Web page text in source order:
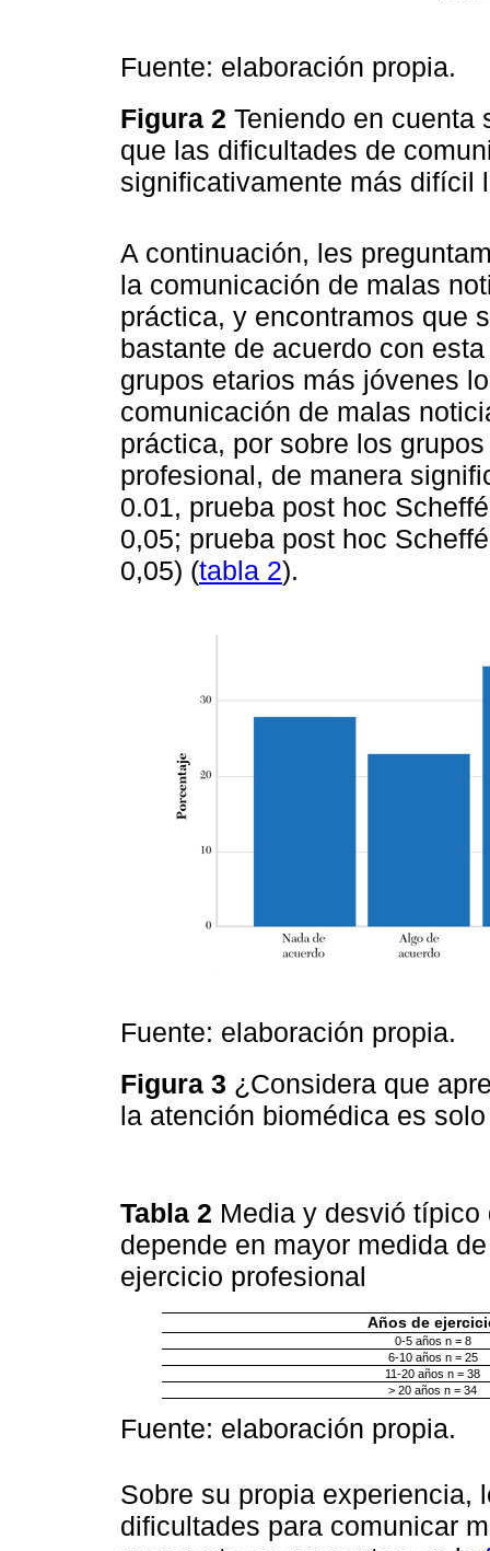
Fuente: elaboración propia.
Figura 2 Teniendo en cuenta
que las dificultades de
significativamente más
A continuación, les
la comunicación de malas
práctica, y encontramos que
bastante de acuerdo con
grupos etarios más jóvenes
comunicación de malas
práctica, por sobre los
profesional, de manera
0.01, prueba post hoc
0,05; prueba post hoc
0,05) (tabla 2).
Fuente: elaboración propia.
Figura 3 ¿Considera que
la atención biomédica es
Tabla 2 Media y desvió
depende en mayor medida
ejercicio profesional
Años de
0-5 años n = 8
6-10 años n = 25
11-20 años n = 38
> 20 años n = 34
Fuente: elaboración propia.
Sobre su propia experiencia,
dificultades para comunicar